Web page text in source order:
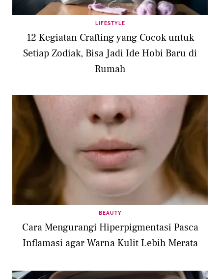
LIFESTYLE
12 Kegiatan Crafting yang Cocok untuk
Setiap Zodiak, Bisa Jadi Ide Hobi Baru di
Rumah
BEAUTY
Cara Mengurangi Hiperpigmentasi Pasca
Inflamasi agar Warna Kulit Lebih Merata